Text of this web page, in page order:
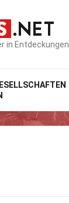
in Entdeckungen